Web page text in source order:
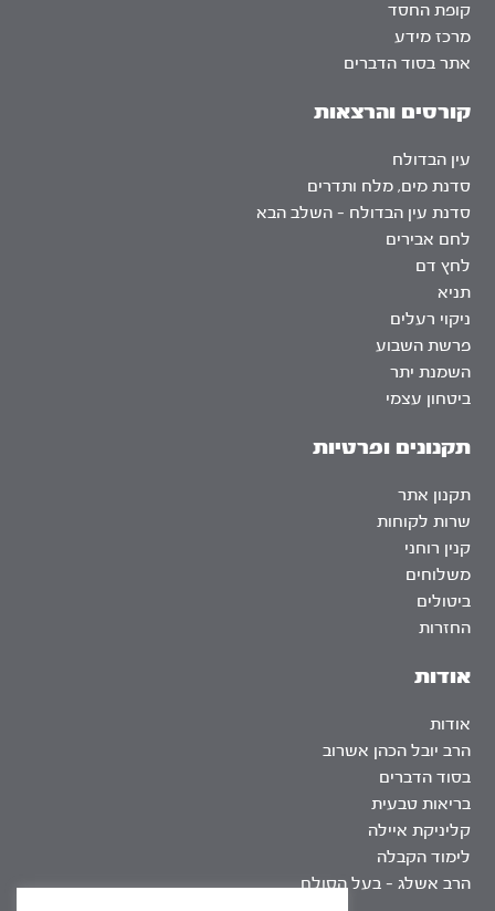
אודות
אודות
הרב יובל הכהן אשרוב
בסוד הדברים
בריאות טבעית
קליניקת איילה
לימוד הקבלה
הרב אשלג – בעל הסולם
קופת החסד
מרכז מידע
אתר בסוד הדברים
קורסים והרצאות
עין הבדולח
סדנת מים, מלח ותדרים
סדנת עין הבדולח – השלב הבא
לחם אבירים
לחץ דם
תניא
ניקוי רעלים
פרשת השבוע
השמנת יתר
ביטחון עצמי
תקנונים ופרטיות
תקנון אתר
שרות לקוחות
קנין רוחני
משלוחים
ביטולים
החזרות